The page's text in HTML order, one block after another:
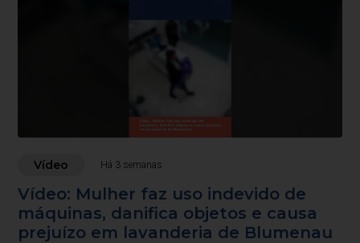
Vídeo Há 3 semanas
Vídeo: Mulher faz uso indevido de
máquinas, danifica objetos e causa
prejuízo em lavanderia de Blumenau